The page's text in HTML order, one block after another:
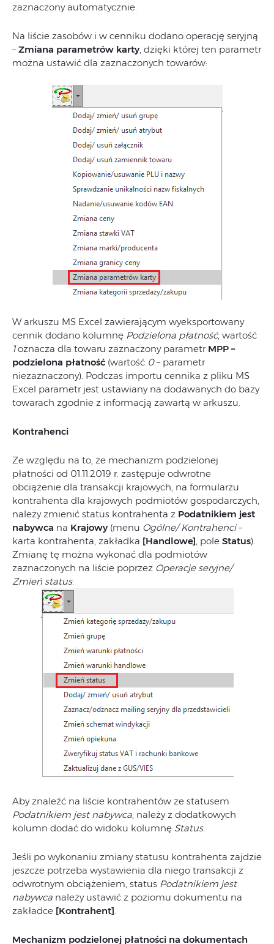
zaznaczony automatycznie.
Na liście zasobów i w cenniku dodano operację seryjną
– Zmiana parametrów karty , dzięki której ten parametr
można ustawić dla zaznaczonych towarów:
W arkuszu MS Excel zawierającym wyeksportowany
cennik dodano kolumnę Podzielona płatność, wartość
1oznacza dla towaru zaznaczony parametr MPP –
podzielona płatność (wartość 0– parametr
niezaznaczony). Podczas importu cennika z pliku MS
Excel parametr jest ustawiany na dodawanych do bazy
towarach zgodnie z informacją zawartą w arkuszu.
Kontrahenci
Ze względu na to, że mechanizm podzielonej
płatności od 01.11.2019 r. zastępuje odwrotne
obciążenie dla transakcji krajowych, na formularzu
kontrahenta dla krajowych podmiotów gospodarczych,
należy zmienić status kontrahenta z Podatnikiem jest
nabywca na Krajowy (menu Ogólne/ Kontrahenci–
karta kontrahenta, zakładka [Handlowe] , pole Status).
Zmianę tę można wykonać dla podmiotów
zaznaczonych na liście poprzez Operacje seryjne/
Zmień status:
Aby znaleźć na liście kontrahentów ze statusem
Podatnikiem jest nabywca , należy z dodatkowych
kolumn dodać do widoku kolumnę Status.
Jeśli po wykonaniu zmiany statusu kontrahenta zajdzie
jeszcze potrzeba wystawienia dla niego transakcji z
odwrotnym obciążeniem, status Podatnikiem jest
nabywca należy ustawić z poziomu dokumentu na
zakładce [Kontrahent]
Mechanizm podzielonej płatności na dokumentach